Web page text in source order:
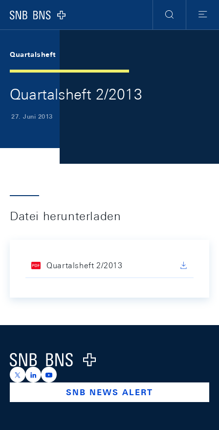
Logo
Suche
Menu
Quartalsheft
Quartalsheft 2/2013
27. Juni 2013
Datei herunterladen
Quartalsheft 2/2013
Logo
https://x.com/snb_bns
https://ch.linkedin.com/company/swiss-national-
https://www.youtube.com/@swissnationalbank
SNB NEWS ALERT